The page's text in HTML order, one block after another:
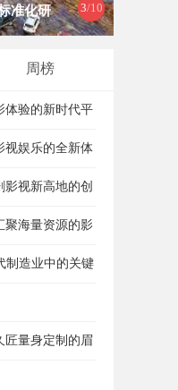
4/10
上海配眼镜
周榜
体验的新时代平
视娱乐的全新体
影视新高地的创
聚海量资源的影
制造业中的关键
匠量身定制的眉
之笔！淡颜系